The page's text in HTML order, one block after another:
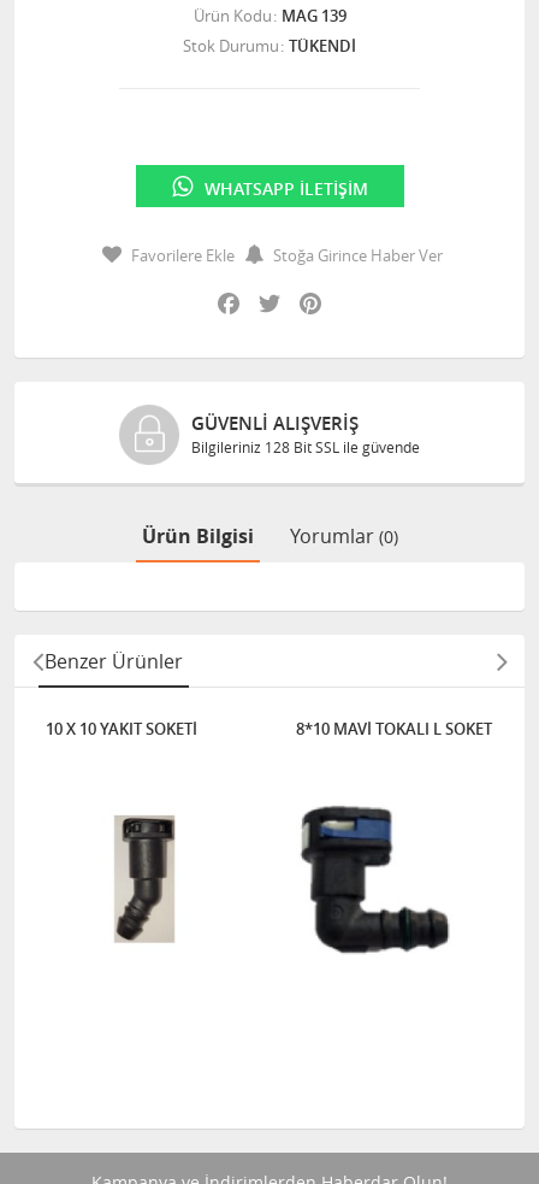
Ürün Kodu MAG 139
Stok Durumu TÜKENDİ
WHATSAPP İLETIŞIM
Favorilere Ekle
Stoğa Girince Haber Ver
Facebook
Twitter
GÜVENLI ALIŞVERIŞ
Bilgileriniz 128 Bit SSL ile güvende
Ürün Bilgisi Yorumlar (0)
Benzer Ürünler
10 X 10 YAKIT SOKETİ 8*10 MAVİ TOKALI L SOKET